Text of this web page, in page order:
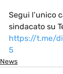
Segui l’unico
sindacato su
https://t.me/
5
News